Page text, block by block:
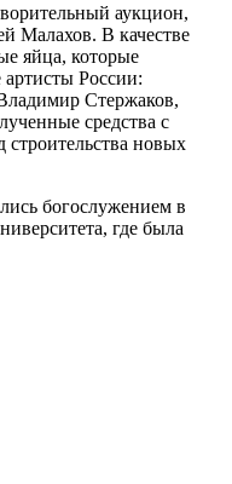
аукцион,
Малахов. В качестве
яйца, которые
России:
Стержаков,
средства с
новых
богослужением в
где была